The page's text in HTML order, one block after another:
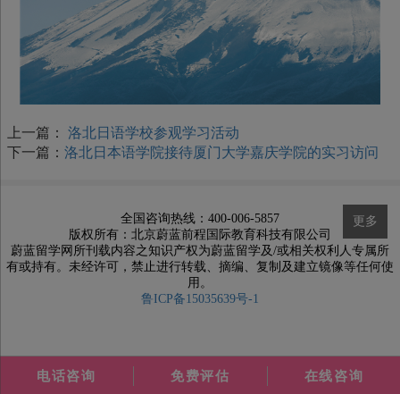
上一篇：
洛北日语学校参观学习活动
下一篇： 洛北日本语学院接待厦门大学嘉庆学院的实习访问
电话咨询 免费评估 在线咨询
更多
全国咨询热线：400-006-5857
版权所有：北京蔚蓝前程国际教育科技有限公司
蔚蓝留学网所刊载内容之知识产权为蔚蓝留学及/或相关权利人专属所
有或持有。未经许可，禁止进行转载、摘编、复制及建立镜像等任何使
用。
鲁ICP备15035639号-1